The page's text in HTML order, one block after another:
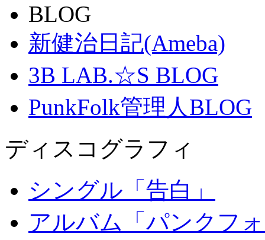
BLOG
新健治日記(Ameba)
3B LAB.☆S BLOG
PunkFolk管理人BLOG
ディスコグラフィ
シングル「告白」
アルバム「パンクフ